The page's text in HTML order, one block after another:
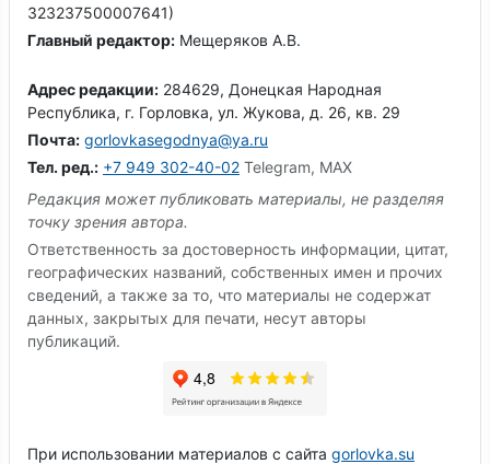
323237500007641)
Главный редактор: Мещеряков А.В.
Адрес редакции: 284629, Донецкая Народная
Республика, г. Горловка, ул. Жукова, д. 26, кв. 29
Почта: gorlovkasegodnya@ya.ru
Тел. ред.: +7 949 302-40-02 Telegram, MAX
Редакция может публиковать материалы, не разделяя
точку зрения автора.
Ответственность за достоверность информации, цитат,
географических названий, собственных имен и прочих
сведений, а также за то, что материалы не содержат
данных, закрытых для печати, несут авторы
публикаций.
При использовании материалов с сайта gorlovka.su